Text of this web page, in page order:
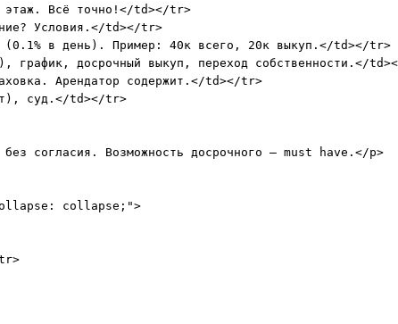
Всё точно!</td></tr>
Условия.</td></tr>
в день). Пример: 40к всего, 20к выкуп.</td></tr>
график, досрочный выкуп, переход собственности.</
Арендатор содержит.</td></tr>
суд.</td></tr>
согласия. Возможность досрочного – must have.</p>
collapse;">